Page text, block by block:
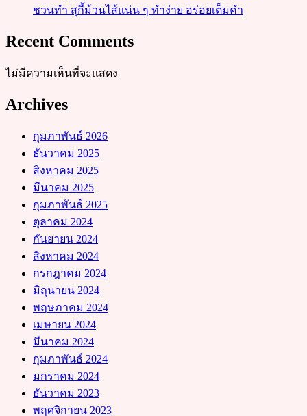
ชวนทำ สุกี้ม้วนไส้แน่น ๆ ทำง่าย อร่อยเต็มคำ
Recent Comments
ไม่มีความเห็นที่จะแสดง
Archives
กุมภาพันธ์ 2026
ธันวาคม 2025
สิงหาคม 2025
มีนาคม 2025
กุมภาพันธ์ 2025
ตุลาคม 2024
กันยายน 2024
สิงหาคม 2024
กรกฎาคม 2024
มิถุนายน 2024
พฤษภาคม 2024
เมษายน 2024
มีนาคม 2024
กุมภาพันธ์ 2024
มกราคม 2024
ธันวาคม 2023
พฤศจิกายน 2023